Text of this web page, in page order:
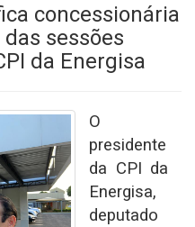
concessionária
sessões
da Energisa
O
presidente
da CPI da
Energisa,
deputado